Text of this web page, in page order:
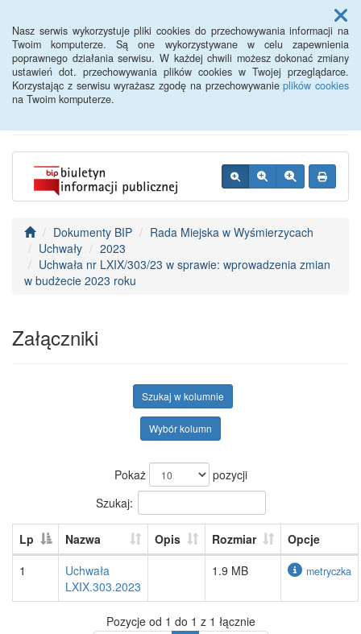
Nasz serwis wykorzystuje pliki cookies do przechowywania informacji na
Twoim komputerze. Są one wykorzystywane w celu zapewnienia
poprawnego działania serwisu. W każdej chwili możesz dokonać zmiany
ustawień dot. przechowywania plików cookies w Twojej przeglądarce.
Korzystając z serwisu wyrażasz zgodę na przechowywanieplików cookies
na Twoim komputerze.
Menu
BIP - Urząd Miejski
Wyśmierzyce
Dokumenty BIP
Rada Miejska w Wyśmierzycach
Uchwały
2023
Uchwała nr LXIX/303/23 w sprawie: wprowadzenia zmian
w budżecie 2023 roku
Załączniki
Szukaj w kolumnie
Wybór kolumn
Pokaż
pozycji
Szukaj:
Lp Nazwa Opis Rozmiar
Opcje
1
Uchwała
LXIX.303.2023
1.9 MB metryczka
Pozycje od 1 do 1 z 1 łącznie